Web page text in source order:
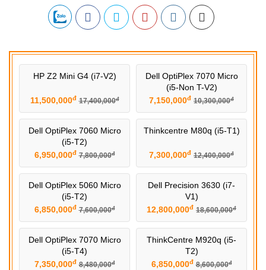
HP Z2 Mini G4 (i7-V2)
11,500,000đ 17,400,000đ
Dell OptiPlex 7070 Micro
(i5-Non T-V2)
7,150,000đ 10,300,000đ
Dell OptiPlex 7060 Micro
(i5-T2)
6,950,000đ 7,800,000đ
Thinkcentre M80q (i5-T1)
7,300,000đ 12,400,000đ
Dell OptiPlex 5060 Micro
(i5-T2)
6,850,000đ 7,600,000đ
Dell Precision 3630 (i7-
V1)
12,800,000đ 18,600,000đ
Dell OptiPlex 7070 Micro
(i5-T4)
7,350,000đ 8,480,000đ
ThinkCentre M920q (i5-
T2)
6,850,000đ 8,600,000đ